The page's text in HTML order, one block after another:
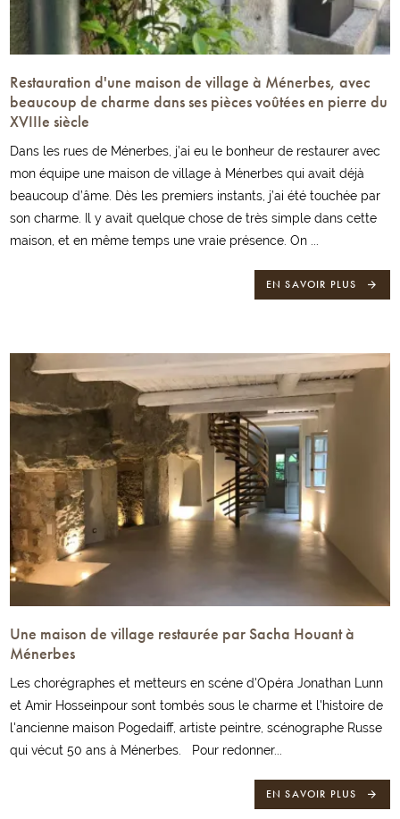
Restauration d'une maison de village à Ménerbes, avec
beaucoup de charme dans ses pièces voûtées en pierre du
XVIIIe siècle
Dans les rues de Ménerbes, j’ai eu le bonheur de restaurer avec
mon équipe une maison de village à Ménerbes qui avait déjà
beaucoup d’âme. Dès les premiers instants, j’ai été touchée par
son charme. Il y avait quelque chose de très simple dans cette
maison, et en même temps une vraie présence. On ...
EN SAVOIR PLUS
Une maison de village restaurée par Sacha Houant à
Ménerbes
Les chorégraphes et metteurs en scéne d'Opéra Jonathan Lunn
et Amir Hosseinpour sont tombés sous le charme et l'histoire de
l'ancienne maison Pogedaiff, artiste peintre, scénographe Russe
qui vécut 50 ans à Ménerbes. Pour redonner...
EN SAVOIR PLUS